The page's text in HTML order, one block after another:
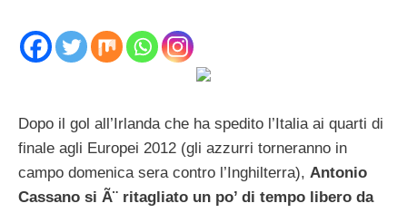
Dopo il gol all’Irlanda che ha spedito l’Italia ai quarti di
finale agli Europei 2012 (gli azzurri torneranno in
campo domenica sera contro l’Inghilterra), Antonio
Cassano si Ã¨ ritagliato un po’ di tempo libero da